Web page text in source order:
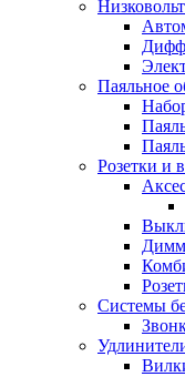
Паяльное
Розетки и
Системы